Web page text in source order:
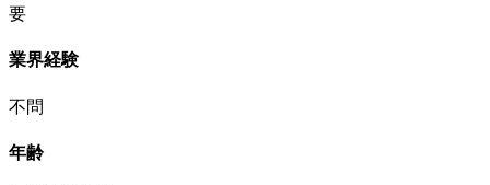
要
業界経験
不問
年齢